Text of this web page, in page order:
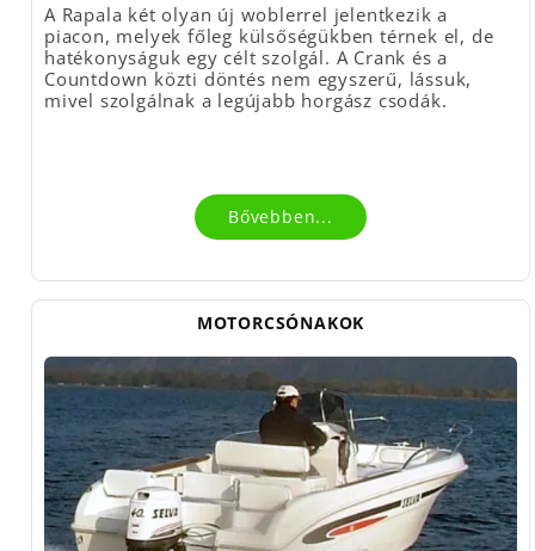
A Rapala két olyan új woblerrel jelentkezik a
piacon, melyek főleg külsőségükben térnek el, de
hatékonyságuk egy célt szolgál. A Crank és a
Countdown közti döntés nem egyszerű, lássuk,
mivel szolgálnak a legújabb horgász csodák.
Bővebben...
MOTORCSÓNAKOK